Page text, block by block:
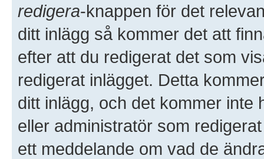
redigera-knappen för det
ditt inlägg så kommer det att
efter att du redigerat det som
redigerat inlägget. Detta
ditt inlägg, och det kommer inte
eller administratör som
ett meddelande om vad de